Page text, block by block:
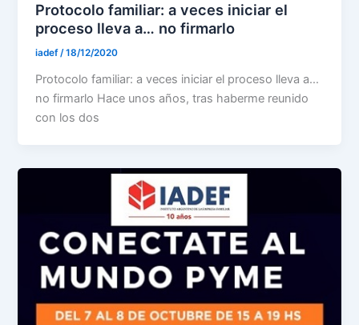
Protocolo familiar: a veces iniciar el
proceso lleva a… no firmarlo
iadef/18/12/2020
Protocolo familiar: a veces iniciar el proceso lleva a…
no firmarlo Hace unos años, tras haberme reunido
con los dos